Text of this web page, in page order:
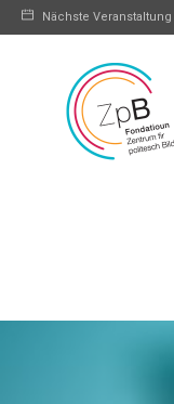
Nächste Veranstaltung